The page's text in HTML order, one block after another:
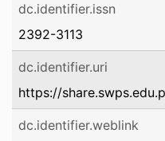
dc.identifier.issn
2392-3113
dc.identifier.uri
https://
dc.identifier.weblink